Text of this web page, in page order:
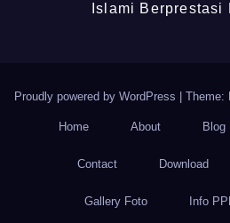
Islami Berprestasi
Proudly powered by WordPress Theme:
Home About Blog
Contact Download
Gallery Foto Info